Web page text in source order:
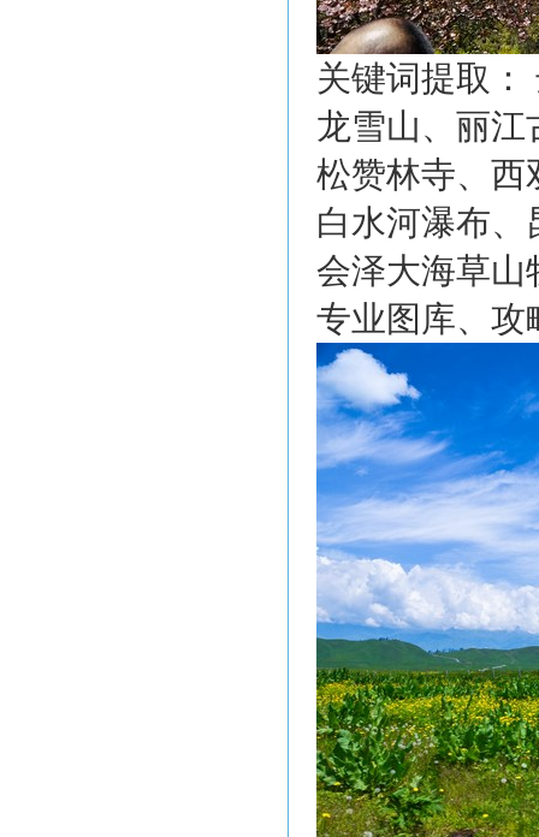
关键词提取：
龙雪山、丽江
松赞林寺、西
白水河瀑布
会泽大海草山
专业图库、攻